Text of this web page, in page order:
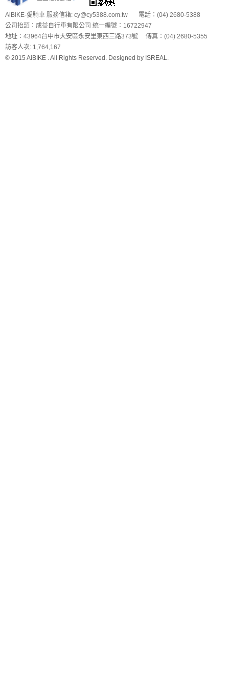
AiBIKE-愛騎車 服務信箱: cy@cy5388.com.tw 電話：(04) 2680-5388
公司抬頭：成益自行車有限公司 統一編號：16722947
地址：43964台中市大安區永安里東西三路373號 傳真：(04) 2680-5355
訪客人次: 1,764,167
© 2015 AiBIKE . All Rights Reserved. Designed by ISREAL.